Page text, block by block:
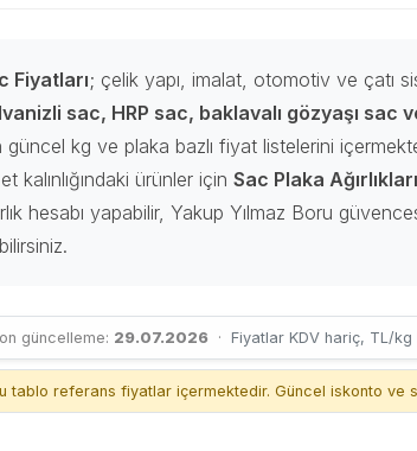
Fiyatları; çelik yapı, imalat, otomotiv ve çatı
sac, HRP sac, baklavalı gözyaşı sac
güncel kg ve plaka bazlı fiyat listelerini
kalınlığındaki ürünler için Sac Plaka
hesabı yapabilir, Yakup Yılmaz Boru
güncelleme: 29.07.2026 · Fiyatlar KDV hariç, TL/kg
tablo referans fiyatlar içermektedir. Güncel iskonto ve